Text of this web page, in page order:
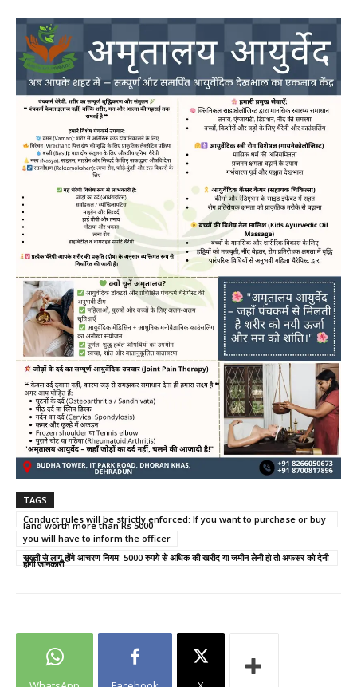
TAGS
Conduct rules will be strictly enforced: If you want to purchase or buy
land worth more than Rs 5000
you will have to inform the officer
सख्ती से लागू होंगे आचरण नियम: 5000 रुपये से अधिक की खरीद या जमीन लेनी हो तो अफसर को देनी
होगी जानकारी